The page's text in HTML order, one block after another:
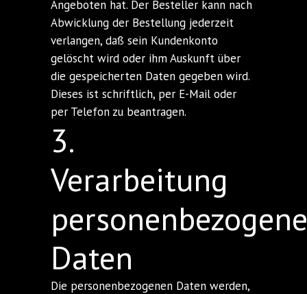
Angeboten hat. Der Besteller kann nach
Abwicklung der Bestellung jederzeit
verlangen, daß sein Kundenkonto
gelöscht wird oder ihm Auskunft über
die gespeicherten Daten gegeben wird.
Dieses ist schriftlich, per E-Mail oder
per Telefon zu beantragen.
3.
Verarbeitung
Daten
Die personenbezogenen Daten werden,